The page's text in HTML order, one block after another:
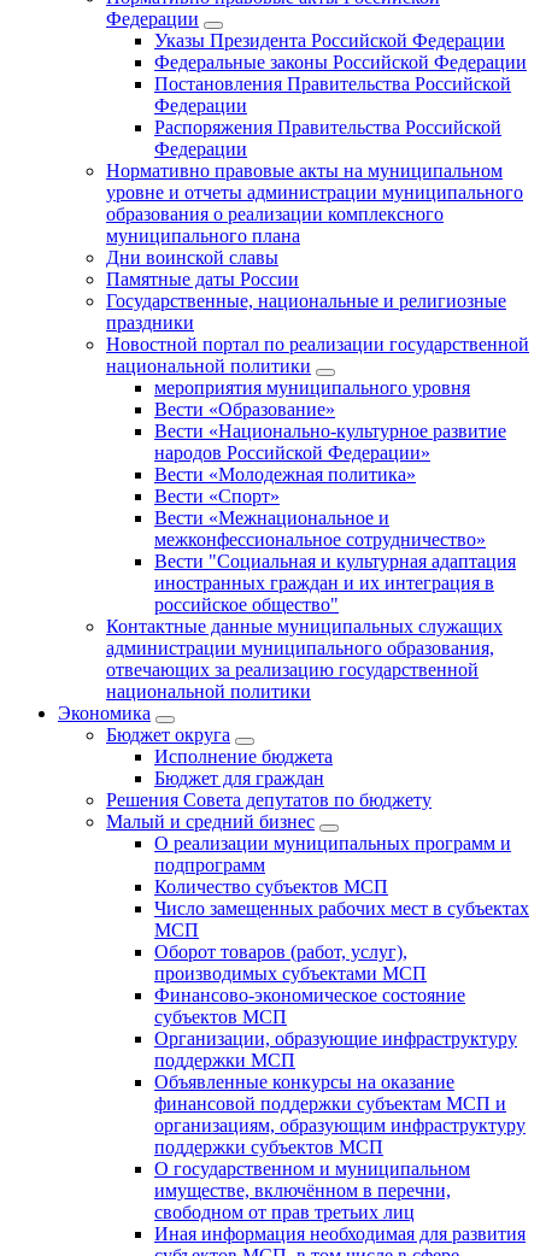
Федерации
Указы Президента Российской Федерации
Федеральные законы Российской Федерации
Постановления Правительства Российской
Федерации
Распоряжения Правительства Российской
Федерации
Нормативно правовые акты на муниципальном
уровне и отчеты администрации муниципального
образования о реализации комплексного
муниципального плана
Дни воинской славы
Памятные даты России
Государственные, национальные и религиозные
праздники
Новостной портал по реализации государственной
национальной политики
мероприятия муниципального уровня
Вести «Образование»
Вести «Национально-культурное развитие
народов Российской Федерации»
Вести «Молодежная политика»
Вести «Спорт»
Вести «Межнациональное и
межконфессиональное сотрудничество»
Вести "Социальная и культурная адаптация
иностранных граждан и их интеграция в
российское общество"
Контактные данные муниципальных служащих
администрации муниципального образования,
отвечающих за реализацию государственной
национальной политики
Экономика
Бюджет округa
Исполнение бюджета
Бюджет для граждан
Решения Совета депутатов по бюджету
Малый и средний бизнес
О реализации муниципальных программ и
подпрограмм
Количество субъектов МСП
Число замещенных рабочих мест в субъектах
МСП
Оборот товаров (работ, услуг),
производимых субъектами МСП
Финансово-экономическое состояние
субъектов МСП
Организации, образующие инфраструктуру
поддержки МСП
Объявленные конкурсы на оказание
финансовой поддержки субъектам МСП и
организациям, образующим инфраструктуру
поддержки субъектов МСП
О государственном и муниципальном
имуществе, включённом в перечни,
свободном от прав третьих лиц
Иная информация необходимая для развития